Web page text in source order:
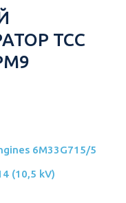
ТСС
6M33G715/5
(10,5 kV)